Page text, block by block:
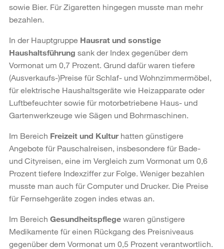
sowie Bier. Für Zigaretten hingegen musste man mehr
bezahlen.
In der Hauptgruppe Hausrat und sonstige
Haushaltsführung sank der Index gegenüber dem
Vormonat um 0,7 Prozent. Grund dafür waren tiefere
(Ausverkaufs-)Preise für Schlaf- und Wohnzimmermöbel,
für elektrische Haushaltsgeräte wie Heizapparate oder
Luftbefeuchter sowie für motorbetriebene Haus- und
Gartenwerkzeuge wie Sägen und Bohrmaschinen.
Im Bereich Freizeit und Kulturhatten günstigere
Angebote für Pauschalreisen, insbeson­dere für Bade-
und Cityreisen, eine im Vergleich zum Vormonat um 0,6
Prozent tiefere Indexziffer zur Folge. Weniger bezahlen
musste man auch für Computer und Drucker. Die Preise
für Fernsehgeräte zogen indes etwas an.
Im Bereich Gesundheitspflege waren günstigere
Medikamente für einen Rückgang des Preisniveaus
gegenüber dem Vormonat um 0,5 Prozent verantwortlich.